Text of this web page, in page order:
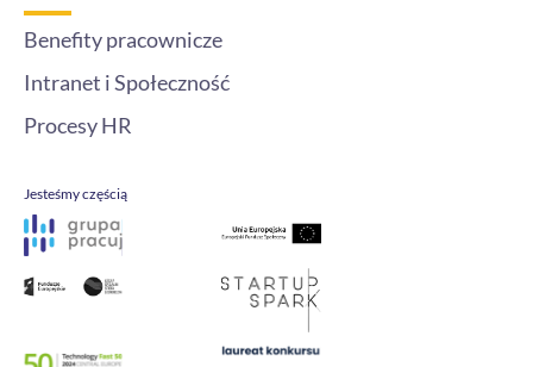
Benefity pracownicze
Intranet i Społeczność
Procesy HR
Jesteśmy częścią